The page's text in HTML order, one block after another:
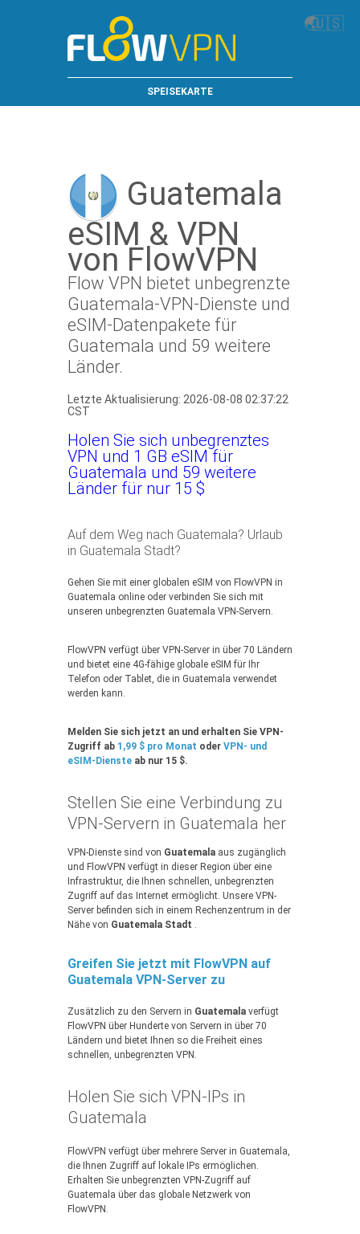
🌏🇺🇸
SPEISEKARTE
Guatemala
eSIM & VPN
von FlowVPN
Flow VPN bietet unbegrenzte
Guatemala-VPN-Dienste und
eSIM-Datenpakete für
Guatemala und 59 weitere
Länder.
Letzte Aktualisierung: 2026-08-08 02:37:22
CST
Holen Sie sich unbegrenztes
VPN und 1 GB eSIM für
Guatemala und 59 weitere
Länder für nur 15 $
Auf dem Weg nach Guatemala? Urlaub
in Guatemala Stadt?
Gehen Sie mit einer globalen eSIM von FlowVPN in
Guatemala online oder verbinden Sie sich mit
unseren unbegrenzten Guatemala VPN-Servern.
FlowVPN verfügt über VPN-Server in über 70 Ländern
und bietet eine 4G-fähige globale eSIM für Ihr
Telefon oder Tablet, die in Guatemala verwendet
werden kann.
Melden Sie sich jetzt an und erhalten Sie VPN-
Zugriff ab 1,99 $ pro Monat oder VPN- und
eSIM-Dienste ab nur 15 $.
Stellen Sie eine Verbindung zu
VPN-Servern in Guatemala her
VPN-Dienste sind von Guatemala aus zugänglich
und FlowVPN verfügt in dieser Region über eine
Infrastruktur, die Ihnen schnellen, unbegrenzten
Zugriff auf das Internet ermöglicht. Unsere VPN-
Server befinden sich in einem Rechenzentrum in der
Nähe von Guatemala Stadt .
Greifen Sie jetzt mit FlowVPN auf
Guatemala VPN-Server zu
Zusätzlich zu den Servern in Guatemala verfügt
FlowVPN über Hunderte von Servern in über 70
Ländern und bietet Ihnen so die Freiheit eines
schnellen, unbegrenzten VPN.
Holen Sie sich VPN-IPs in
Guatemala
FlowVPN verfügt über mehrere Server in Guatemala,
die Ihnen Zugriff auf lokale IPs ermöglichen.
Erhalten Sie unbegrenzten VPN-Zugriff auf
Guatemala über das globale Netzwerk von
FlowVPN.